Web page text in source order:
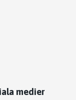
medier